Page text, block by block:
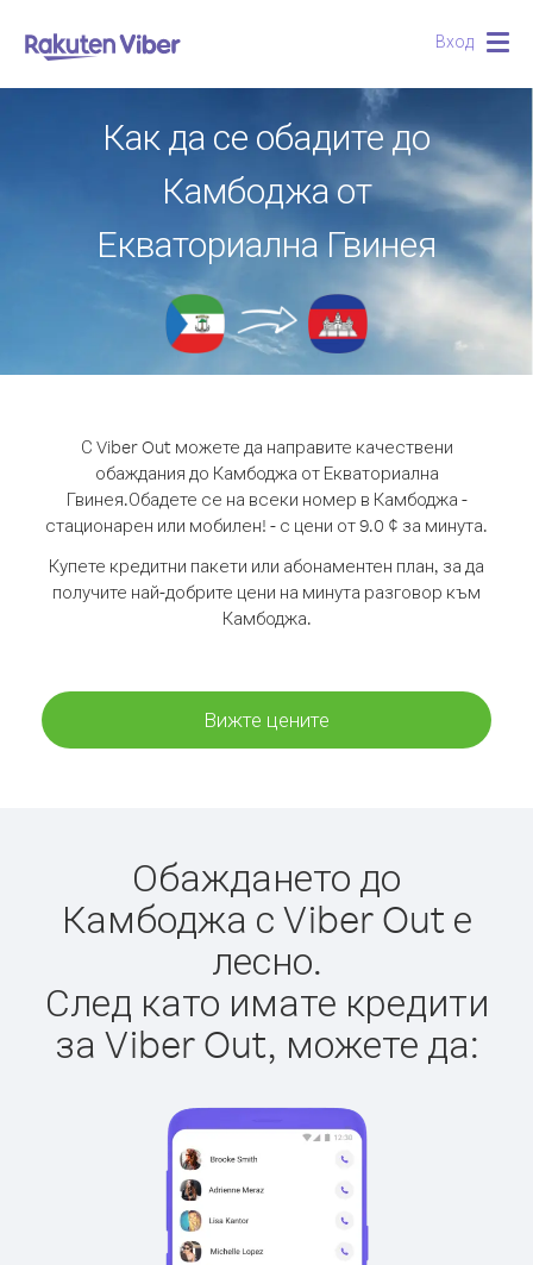
Вход
Как да се обадите до
Камбоджа от
Екваториална Гвинея
С Viber Out можете да направите качествени
обаждания до Камбоджа от Екваториална
Гвинея.Обадете се на всеки номер в Камбоджа -
стационарен или мобилен! - с цени от 9.0 ¢ за минута.
Купете кредитни пакети или абонаментен план, за да
получите най-добрите цени на минута разговор към
Камбоджа.
Вижте цените
Обаждането до
Камбоджа с Viber Out е
лесно.
След като имате кредити
за Viber Out, можете да: